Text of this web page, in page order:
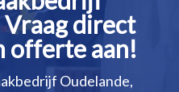
Vraag direct
offerte aan!
Oudelande,